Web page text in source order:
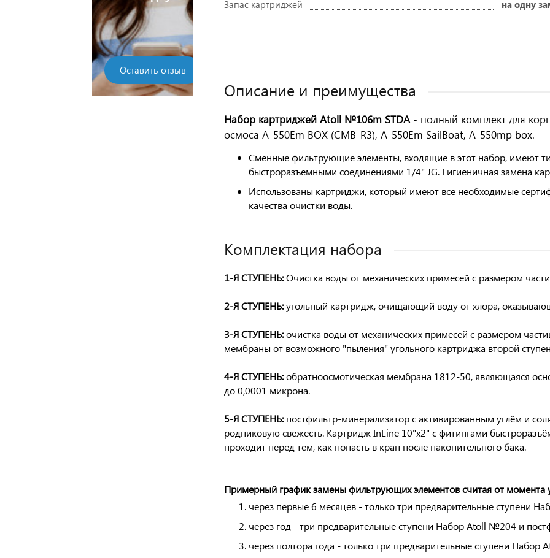
Оставить отзыв
Запас картриджей
на одну
Описание и преимущества
Набор картриджей Atoll №106m STDA- полный комплект для
осмоса А-550Еm BOX (CMB-R3), A-550Em SailBoat, A-550mp box.
Сменные фильтрующие элементы, входящие в этот набор, имеют
быстроразъемными соединениями 1/4" JG. Гигиеничная замена
Использованы картриджи, который имеют все необходимые
качества очистки воды.
Комплектация набора
1-Я СТУПЕНЬ:Очистка воды от механических примесей с размером
2-Я СТУПЕНЬ:угольный картридж, очищающий воду от хлора,
3-Я СТУПЕНЬ:очистка воды от механических примесей с размером
мембраны от возможного "пыления" угольного картриджа второй
4-Я СТУПЕНЬ:обратноосмотическая мембрана 1812-50, являющаяся
до 0,0001 микрона.
5-Я СТУПЕНЬ: постфильтр-минерализаторс активированным углём и
родниковую свежесть. Картридж InLine 10"х2" с фитингами
проходит перед тем, как попасть в кран после накопительного бака.
Примерный график замены фильтрующих элементов считая от момента
через первые 6 месяцев - только три предварительные ступени
через год - три предварительные ступени Набор Atoll №204 и
через полтора года - только три предварительные ступени